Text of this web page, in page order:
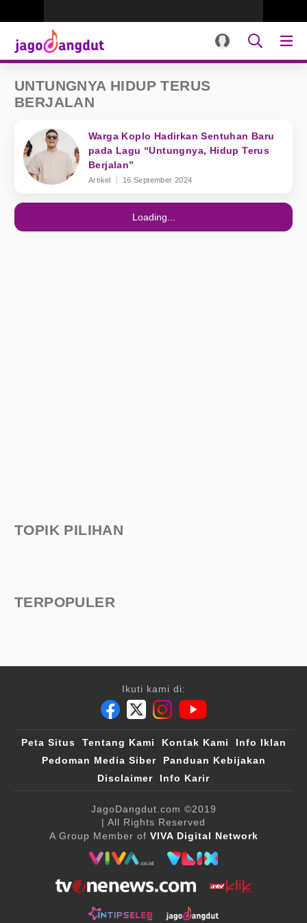
UNTUNGNYA HIDUP TERUS
BERJALAN
Warga Koplo Hadirkan Sentuhan Baru
pada Lagu “Untungnya, Hidup Terus
Berjalan”
Artikel 16 September 2024
Loading...
TOPIK PILIHAN
TERPOPULER
Ikuti kami di:
Peta Situs Tentang Kami Kontak Kami
Info Iklan
Pedoman Media Siber
Panduan Kebijakan
Disclaimer
Info Karir
JagoDangdut.com ©2019
| All Rights Reserved
A Group Member of VIVA Digital Network